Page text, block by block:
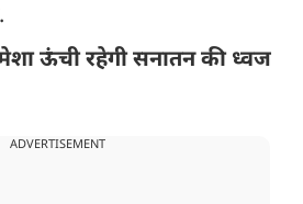
ऊंची रहेगी सनातन की ध्वज
ADVERTISEMENT